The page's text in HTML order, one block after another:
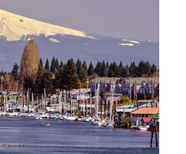
w górę i w dół lub przeglądać je za pomocą gestów